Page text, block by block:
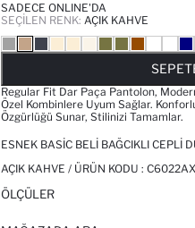
SADECE ONLINE'DA
SEÇILEN RENK: AÇIK KAHVE
GELINCE
SEPETE
SEPETE
Regular Fit Dar Paça Pantolon,
Özel Kombinlere Uyum Sağlar.
Özgürlüğü Sunar, Stilinizi Tamamlar.
ESNEK BASIC BELI BAĞCIKLI CEPLI
AÇIK KAHVE / ÜRÜN KODU :
ÖLÇÜLER